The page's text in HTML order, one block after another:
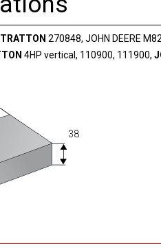
270848, JOHN DEERE
4HP vertical, 110900, 111900,
38